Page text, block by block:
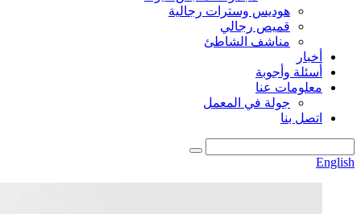
هوديس وسترات رجالية
قميص رجالي
مناشف الشاطئ
أخبار
أسئلة وأجوبة
معلومات عنا
جولة في المعمل
اتصل بنا
English